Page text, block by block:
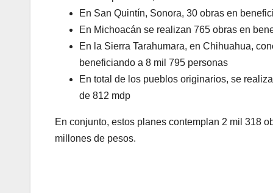
En San Quintín, Sonora, 30 obras en
En Michoacán se realizan 765 obras en
En la Sierra Tarahumara, en Chihuahua,
beneficiando a 8 mil 795 personas
En total de los pueblos originarios, se
de 812 mdp
En conjunto, estos planes contemplan 2 mil 318
millones de pesos.